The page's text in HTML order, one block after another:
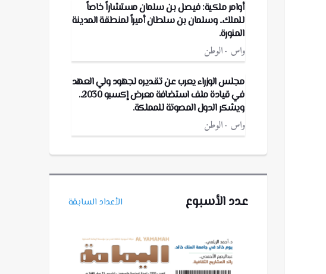
أوامر ملكية: فيصل بن سلمان مستشاراً خاصاً
للملك.. وسلمان بن سلطان أميراً لمنطقة المدينة
المنورة.
واس الوطن
مجلس الوزراء يعرب عن تقديره لجهود ولي العهد
في قيادة ملف استضافة معرض إكسبو 2030..
ويشكر الدول المصوتة للمملكة.
واس الوطن
عدد الأسبوع الأعداد السابقة